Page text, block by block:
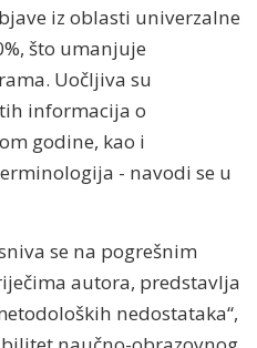
iz oblasti univerzalne
što umanjuje
Uočljiva su
informacija o
godine, kao i
- navodi se u
se na pogrešnim
autora, predstavlja
nedostataka“,